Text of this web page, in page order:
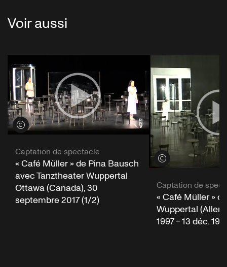
Voir aussi
Voir les crédits
Captation de spectacle
« Café Müller » de Pina Bausch
avec Tanztheater Wuppertal
Ottawa (Canada), 30
septembre 2017 (1/2)
Voir les crédits
Captation de
« Café Müller »
Wuppertal
1997 – 13 déc.